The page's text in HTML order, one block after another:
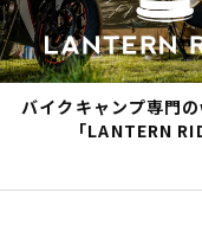
バイクキャンプ専門
「LANTERN